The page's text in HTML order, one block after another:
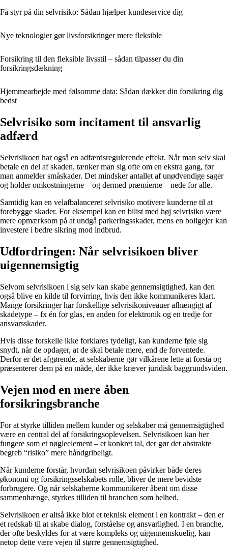
Få styr på din selvrisiko: Sådan hjælper kundeservice dig
Nye teknologier gør livsforsikringer mere fleksible
Forsikring til den fleksible livsstil – sådan tilpasser du din
forsikringsdækning
Hjemmearbejde med følsomme data: Sådan dækker din forsikring dig
bedst
Selvrisiko som incitament til ansvarlig
adfærd
Selvrisikoen har også en adfærdsregulerende effekt. Når man selv skal
betale en del af skaden, tænker man sig ofte om en ekstra gang, før
man anmelder småskader. Det mindsker antallet af unødvendige sager
og holder omkostningerne – og dermed præmierne – nede for alle.
Samtidig kan en velafbalanceret selvrisiko motivere kunderne til at
forebygge skader. For eksempel kan en bilist med høj selvrisiko være
mere opmærksom på at undgå parkeringsskader, mens en boligejer kan
investere i bedre sikring mod indbrud.
Udfordringen: Når selvrisikoen bliver
uigennemsigtig
Selvom selvrisikoen i sig selv kan skabe gennemsigtighed, kan den
også blive en kilde til forvirring, hvis den ikke kommunikeres klart.
Mange forsikringer har forskellige selvrisikoniveauer afhængigt af
skadetype – fx én for glas, en anden for elektronik og en tredje for
ansvarsskader.
Hvis disse forskelle ikke forklares tydeligt, kan kunderne føle sig
snydt, når de opdager, at de skal betale mere, end de forventede.
Derfor er det afgørende, at selskaberne gør vilkårene lette at forstå og
præsenterer dem på en måde, der ikke kræver juridisk baggrundsviden.
Vejen mod en mere åben
forsikringsbranche
For at styrke tilliden mellem kunder og selskaber må gennemsigtighed
være en central del af forsikringsoplevelsen. Selvrisikoen kan her
fungere som et nøgleelement – et konkret tal, der gør det abstrakte
begreb “risiko” mere håndgribeligt.
Når kunderne forstår, hvordan selvrisikoen påvirker både deres
økonomi og forsikringsselskabets rolle, bliver de mere bevidste
forbrugere. Og når selskaberne kommunikerer åbent om disse
sammenhænge, styrkes tilliden til branchen som helhed.
Selvrisikoen er altså ikke blot et teknisk element i en kontrakt – den er
et redskab til at skabe dialog, forståelse og ansvarlighed. I en branche,
der ofte beskyldes for at være kompleks og uigennemskuelig, kan
netop dette være vejen til større gennemsigtighed.